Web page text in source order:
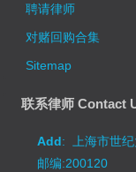
聘请律师
对赌回购合集
Sitemap
联系律师 Contact
Add: 上海市世
邮编:200120